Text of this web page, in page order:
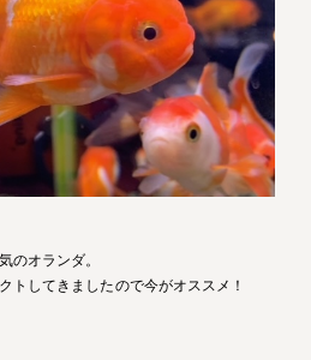
のオランダ。
トしてきましたので今がオススメ！